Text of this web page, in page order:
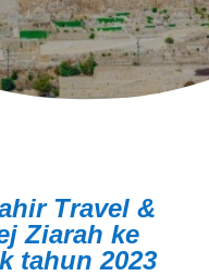
Travel &
Ziarah ke
tahun 2023